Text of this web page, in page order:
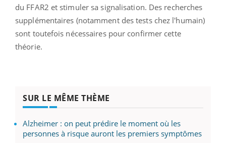
du FFAR2 et stimuler sa signalisation. Des recherches
supplémentaires (notamment des tests chez l'humain)
sont toutefois nécessaires pour confirmer cette
théorie.
SUR LE MÊME THÈME
Alzheimer : on peut prédire le moment où les
personnes à risque auront les premiers symptômes